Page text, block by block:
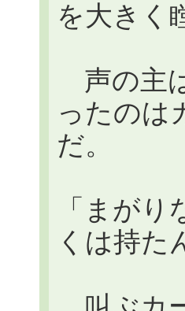
を大きく
声の主
ったのは
だ。
「まが
くは持た